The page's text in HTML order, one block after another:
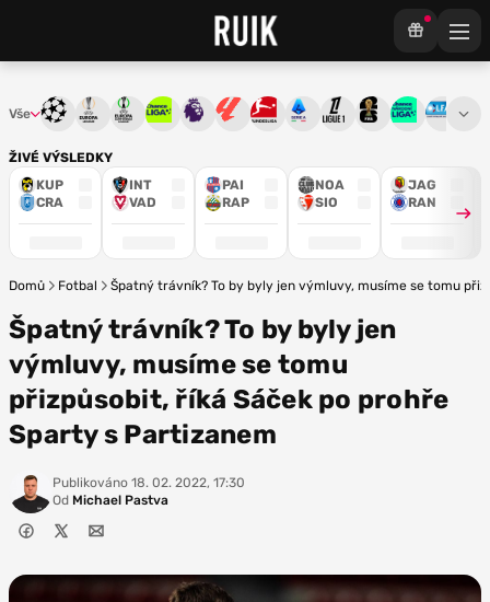
ŽIVÉ VÝSLEDKY
KUP
CRA
INT
VAD
PAI
RAP
NOA
SIO
JAG
RAN
Vše Liga mistrůEvropská liga
Konferenční liga
Chance ligaPremier League
La LigaBundesliga
Serie ALigue 1Mistrovství světa
Chance3. ČFL
Domů Fotbal Špatný trávník? To by byly jen výmluvy, musíme se tomu
Špatný trávník? To by byly jen
výmluvy, musíme se tomu
přizpůsobit, říká Sáček po prohře
Sparty s Partizanem
Publikováno 18. 02. 2022, 17:30
Od Michael Pastva